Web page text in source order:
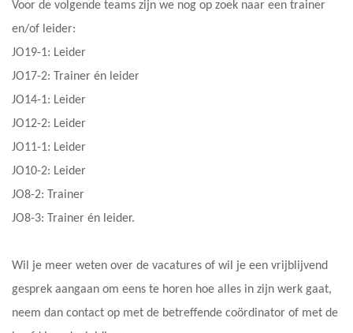
Voor de volgende teams zijn we nog op zoek naar een trainer
en/of leider:
JO19-1: Leider
JO17-2: Trainer én leider
JO14-1: Leider
JO12-2: Leider
JO11-1: Leider
JO10-2: Leider
JO8-2: Trainer
JO8-3: Trainer én leider.
Wil je meer weten over de vacatures of wil je een vrijblijvend
gesprek aangaan om eens te horen hoe alles in zijn werk gaat,
neem dan contact op met de betreffende coördinator of met de